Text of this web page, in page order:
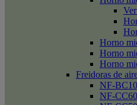
Horno
Horno
Horno
Freidoras de
NF-
NF-